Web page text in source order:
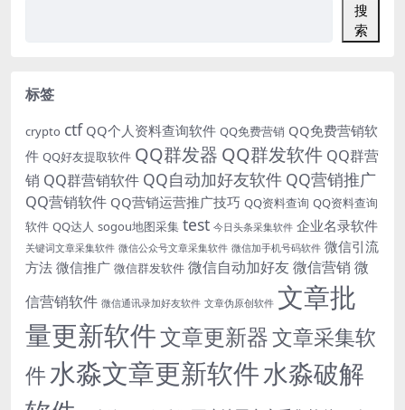
搜
索
标签
crypto ctf QQ个人资料查询软件 QQ免费营销 QQ免费营销软
件 QQ好友提取软件 QQ群发器 QQ群发软件 QQ群营
销 QQ群营销软件 QQ自动加好友软件 QQ营销推广
QQ营销软件 QQ营销运营推广技巧 QQ资料查询 QQ资料查询
软件 QQ达人 sogou地图采集 test 今日头条采集软件 企业名录软件
关键词文章采集软件 微信公众号文章采集软件 微信加手机号码软件 微信引流
方法 微信推广 微信群发软件 微信自动加好友 微信营销 微
信营销软件 微信通讯录加好友软件 文章伪原创软件 文章批
量更新软件文章更新器文章采集软
件水淼文章更新软件水淼破解